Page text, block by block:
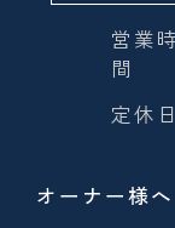
営業時
間
定休日
オーナー様へ